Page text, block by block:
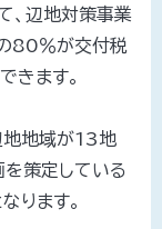
、辺地対策事業
80％が交付税
きます。
地地域が13地
を策定している
ります。